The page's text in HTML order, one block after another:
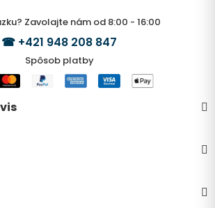
Zavolajte nám od 8:00 - 16:00
☎ +421 948 208 847
Spôsob platby